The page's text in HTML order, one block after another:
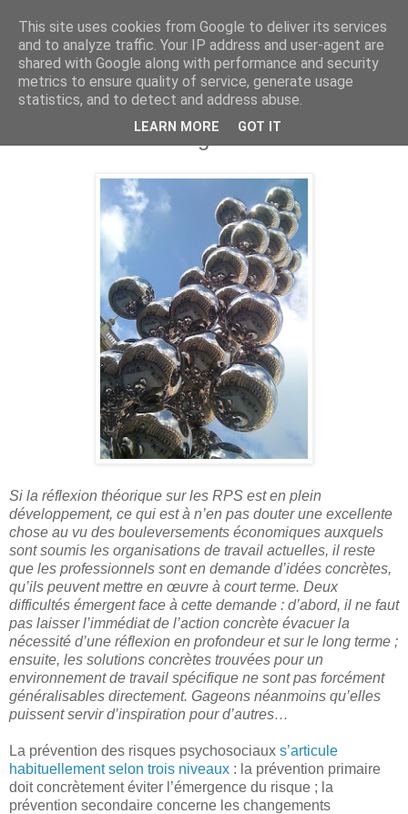
vendredi 30 décembre 2011
Prendre des mesures concrètes face
aux RPS : quelques exemples
d'initiatives encourageantes
Si la réflexion théorique sur les RPS est en plein
développement, ce qui est à n’en pas douter une excellente
chose au vu des bouleversements économiques auxquels
sont soumis les organisations de travail actuelles, il reste
que les professionnels sont en demande d’idées concrètes,
qu’ils peuvent mettre en œuvre à court terme. Deux
difficultés émergent face à cette demande : d’abord, il ne faut
pas laisser l’immédiat de l’action concrète évacuer la
nécessité d’une réflexion en profondeur et sur le long terme ;
ensuite, les solutions concrètes trouvées pour un
environnement de travail spécifique ne sont pas forcément
généralisables directement. Gageons néanmoins qu’elles
puissent servir d’inspiration pour d’autres…
La prévention des risques psychosociaux s’articule
habituellement selon trois niveaux : la prévention primaire
doit concrètement éviter l’émergence du risque ; la
prévention secondaire concerne les changements
This site uses cookies from Google to deliver its services
and to analyze traffic. Your IP address and user-agent are
shared with Google along with performance and security
metrics to ensure quality of service, generate usage
statistics, and to detect and address abuse.
LEARN MORE GOT IT